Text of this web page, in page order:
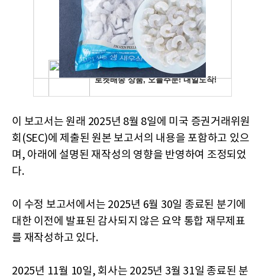
이 보고서는 원래 2025년 8월 8일에 미국 증권거래위원
회(SEC)에 제출된 원본 보고서의 내용을 포함하고 있으
며, 아래에 설명된 재작성의 영향을 반영하여 조정되었
다.
이 수정 보고서에서는 2025년 6월 30일 종료된 분기에
대한 이전에 발표된 감사되지 않은 요약 통합 재무제표
를 재작성하고 있다.
2025년 11월 10일, 회사는 2025년 3월 31일 종료된 분